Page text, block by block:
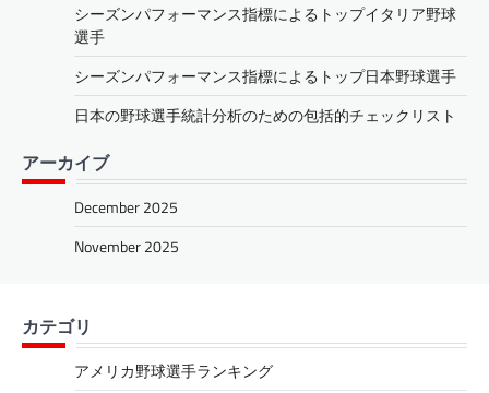
シーズンパフォーマンス指標によるトップイタリア野球
選手
シーズンパフォーマンス指標によるトップ日本野球選手
日本の野球選手統計分析のための包括的チェックリスト
アーカイブ
December 2025
November 2025
カテゴリ
アメリカ野球選手ランキング